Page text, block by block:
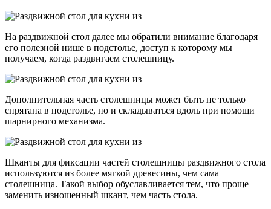
На раздвижной стол далее мы обратили внимание благодаря
его полезной нише в подстолье, доступ к которому мы
получаем, когда раздвигаем столешницу.
Дополнительная часть столешницы может быть не только
спрятана в подстолье, но и складываться вдоль при помощи
шарнирного механизма.
Шканты для фиксации частей столешницы раздвижного стола
используются из более мягкой древесины, чем сама
столешница. Такой выбор обуславливается тем, что проще
заменить изношенный шкант, чем часть стола.